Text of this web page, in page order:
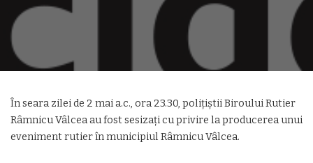
În seara zilei de 2 mai a.c., ora 23.30, poliţiştii Biroului Rutier
Râmnicu Vâlcea au fost sesizaţi cu privire la producerea unui
eveniment rutier în municipiul Râmnicu Vâlcea.